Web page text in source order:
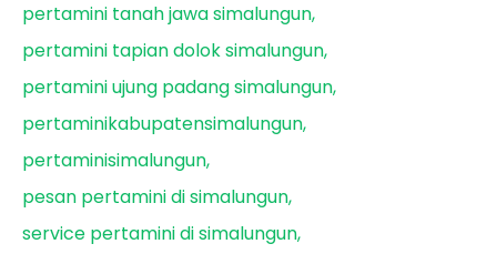
pertamini tanah jawa simalungun
pertamini tapian dolok simalungun
pertamini ujung padang simalungun
pertaminikabupatensimalungun
pertaminisimalungun
pesan pertamini di simalungun
service pertamini di simalungun